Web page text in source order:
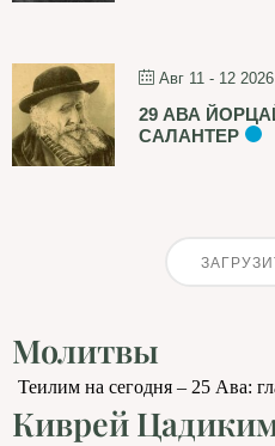
Авг 11 - 12 2026
29 АВА
САЛАНТЕР
Молитвы
Киврей